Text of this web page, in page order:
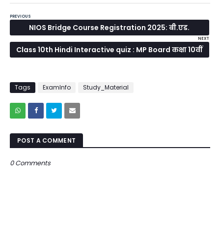
PREVIOUS
NIOS Bridge Course Registration 2025: बी.एड.
प्राथमिक शिक्षकों के लिए NIOS Bridge Course पंजीकरण
अनिवार्य – नया आदेश यहाँ देखिये
NEXT
Class 10th Hindi Interactive quiz : MP Board कक्षा 10वीं
Tags ExamInfo Study_Material
POST A COMMENT
0 Comments